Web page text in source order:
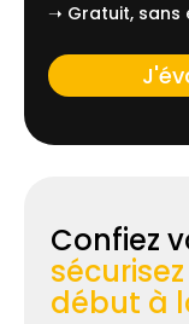
➝ Gratuit, sans
Confiez
sécurisez
début à